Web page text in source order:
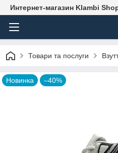
Интернет-магазин Klambi
Товари та послуги
Новинка –40%